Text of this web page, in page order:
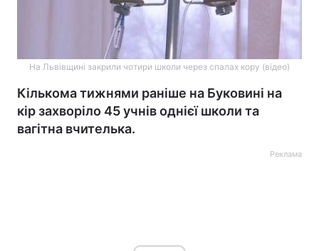
На Львівщині закрили чотири школи через спалах кору (відео)
Кількома тижнями раніше на Буковині на
кір захворіло 45 учнів однієї школи та
вагітна вчителька.
Реклама